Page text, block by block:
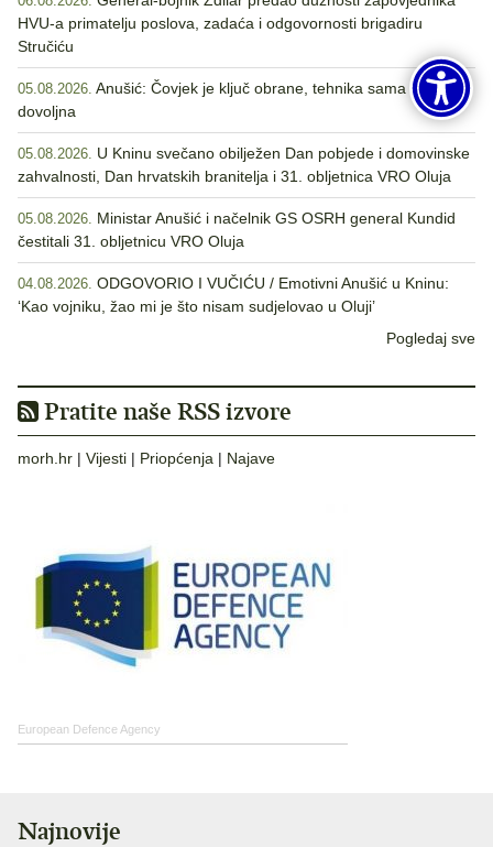
HVU-a primatelju poslova, zadaća i odgovornosti brigadiru
Stručiću
05.08.2026. Anušić: Čovjek je ključ obrane, tehnika sama nije
dovoljna
05.08.2026. U Kninu svečano obilježen Dan pobjede i domovinske
zahvalnosti, Dan hrvatskih branitelja i 31. obljetnica VRO Oluja
05.08.2026. Ministar Anušić i načelnik GS OSRH general Kundid
čestitali 31. obljetnicu VRO Oluja
04.08.2026. ODGOVORIO I VUČIĆU / Emotivni Anušić u Kninu:
‘Kao vojniku, žao mi je što nisam sudjelovao u Oluji’
Pogledaj sve
Pratite naše RSS izvore
morh.hr | Vijesti | Priopćenja | Najave
European Defence Agency
Najnovije